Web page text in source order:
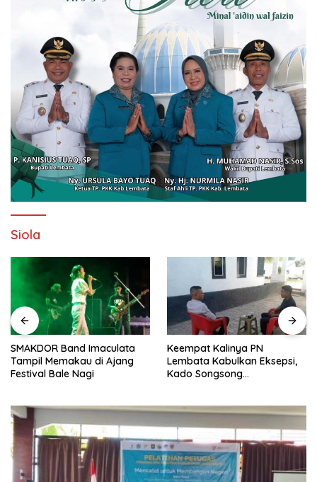
Siola
Keempat Kalinya PN
Lembata Kabulkan Eksepsi,
Kado Songsong
Lepas Persebata U-17 ke
Soeratin Cup, Wakil Bupati
Titip Harapan dan Harga Diri